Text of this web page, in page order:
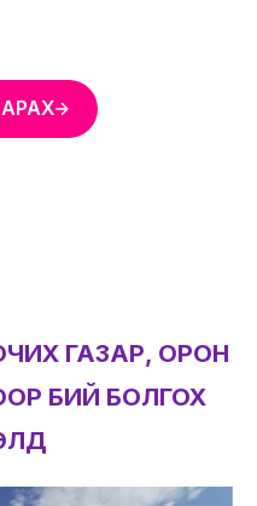
ГАЗАР, ОРОН
БИЙ БОЛГОХ